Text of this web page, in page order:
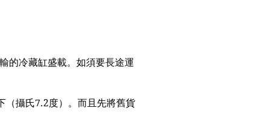
的冷藏缸盛載。如須要長途運
（攝氏7.2度）。而且先將舊貨